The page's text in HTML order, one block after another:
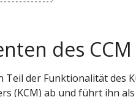
des CCM
Teil der Funktionalität des
(KCM) ab und führt ihn